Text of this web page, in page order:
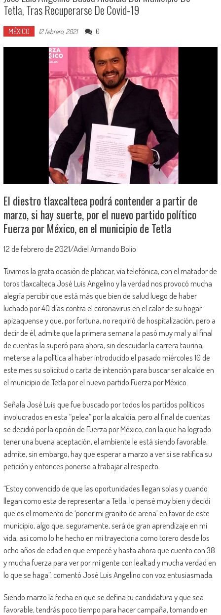
Tetla, Tras Recuperarse De Covid-19
MÉXICO 12 febrero, 2021 0
El diestro tlaxcalteca podrá contender a partir de
marzo, si hay suerte, por el nuevo partido político
Fuerza por México, en el municipio de Tetla
12 de febrero de 2021/Adiel Armando Bolio
Tuvimos la grata ocasión de platicar, vía telefónica, con el matador de
toros tlaxcalteca José Luis Angelino y la verdad nos provocó mucha
alegría percibir que está más que bien de salud luego de haber
luchado por 40 días contra el coronavirus en el calor de su hogar
apizaquense y que, por fortuna, no requirió de hospitalización, pero a
decir de él, admite que la primera semana la pasó muy mal y al final
de cuentas la superó para ahora, sin descuidar la carrera taurina,
meterse a la política al haber introducido el pasado miércoles 10 de
este mes su solicitud o carta de intención para buscar ser alcalde en
el municipio de Tetla por el nuevo partido Fuerza por México.
Señala José Luis que fue buscado por todos los partidos políticos
involucrados en esta “pelea” por la alcaldía, pero al final de cuentas
se decidió por la opción de Fuerza por México, con la que ha logrado
tener una buena aceptación, el ambiente le está siendo favorable,
admite, sin embargo, hay que esperar a marzo a ver si se ratifica su
petición y entonces ponerse a trabajar al respecto.
“Estoy convencido de que las oportunidades llegan solas y cuando
llegan como esta de representar a Tetla, lo pensé muy bien y decidí
que es el momento de ‘poner mi granito de arena’ en favor de este
municipio, algo que, seguramente, será de gran aprendizaje en mi
vida, así como lo he hecho en mi trayectoria como torero desde los
ocho años de edad en que empecé y hasta ahora que cuento con 38
y mucha fuerza para ver por mi gente con lealtad y mucha verdad en
lo que se haga”, comentó José Luis Angelino con voz entusiasmada.
Siendo marzo la fecha en que se defina tu candidatura y que sea
favorable, tendrás poco tiempo para hacer campaña, tomando en